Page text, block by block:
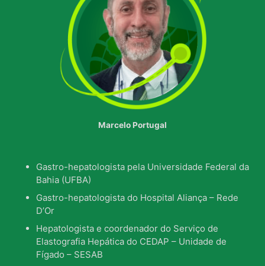
Marcelo Portugal
Gastro-hepatologista pela Universidade Federal da
Bahia (UFBA)
Gastro-hepatologista do Hospital Aliança – Rede
D’Or
Hepatologista e coordenador do Serviço de
Elastografia Hepática do CEDAP – Unidade de
Fígado – SESAB